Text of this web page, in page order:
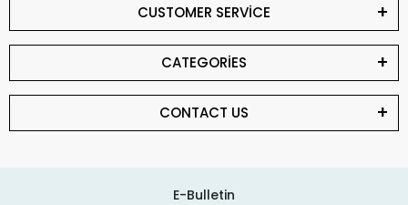
CUSTOMER SERVİCE
CATEGORİES
CONTACT US
E-Bulletin